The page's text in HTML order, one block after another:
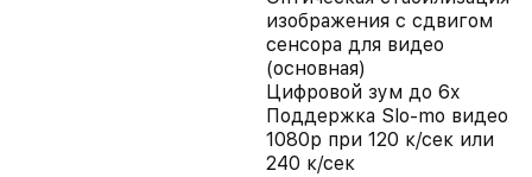
изображения с сдвигом
сенсора для видео
(основная)
Цифровой зум до 6x
Поддержка Slo-mo видео
1080p при 120 к/сек или
240 к/сек